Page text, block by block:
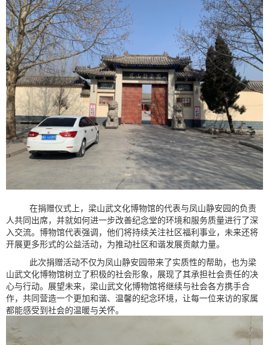
在捐赠仪式上，梁山武文化博物馆的代表与凤山静安园的负责
人共同出席，并就如何进一步改善纪念堂的环境和服务质量进行了深
入交流。博物馆代表强调，他们将持续关注社区福利事业，未来还将
开展更多形式的公益活动，为推动社区和谐发展贡献力量。
此次捐赠活动不仅为凤山静安园带来了实质性的帮助，也为梁
山武文化博物馆树立了积极的社会形象，展现了其承担社会责任的决
心与行动。展望未来，梁山武文化博物馆将继续与社会各方携手合
作，共同营造一个更加和谐、温馨的纪念环境，让每一位来访的家属
都能感受到社会的温暖与关怀。